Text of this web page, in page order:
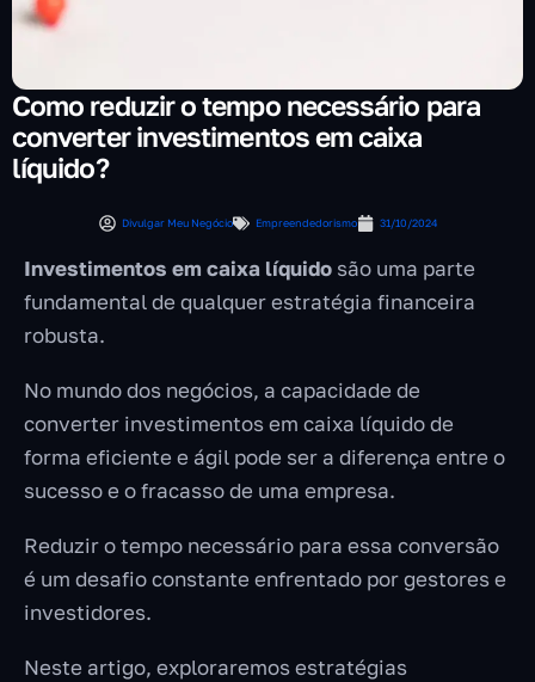
Como reduzir o tempo necessário para
converter investimentos em caixa
líquido?
Divulgar Meu Negócio Empreendedorismo 31/10/2024
Investimentos em caixa líquido são uma parte
fundamental de qualquer estratégia financeira
robusta.
No mundo dos negócios, a capacidade de
converter investimentos em caixa líquido de
forma eficiente e ágil pode ser a diferença entre o
sucesso e o fracasso de uma empresa.
Reduzir o tempo necessário para essa conversão
é um desafio constante enfrentado por gestores e
investidores.
Neste artigo, exploraremos estratégias